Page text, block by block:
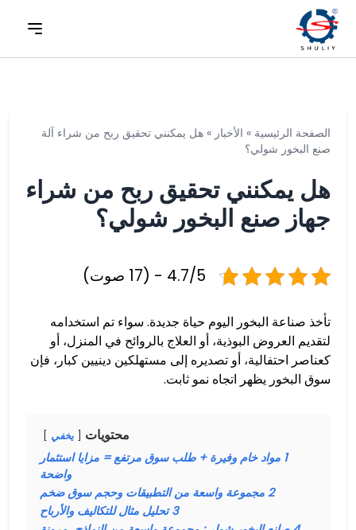
الصفحة الرئيسية » الأخبار » هل يمكنني تحقيق ربح من شراء آلة
صنع البخور شولي؟
هل يمكنني تحقيق ربح من شراء
جهاز صنع البخور شولي؟
4.7/5 - (17 صوت)
تأخذ صناعة البخور اليوم حياة جديدة. سواء تم استخدامه
لتقديم العروض البوذية، أو العلاج بالروائح في المنزل، أو
كعناصر احتفالية، أو تصديره إلى مستهلكين دينيين كبار، فإن
سوق البخور يظهر اتجاه نمو ثابت.
محتويات يخفي
1 مواد خام وفيرة + طلب سوق مرتفع = مزايا استثمار
واضحة
2 مجموعة واسعة من التطبيقات وحجم سوق ضخم
3 تحليل مثال للتكاليف والأرباح